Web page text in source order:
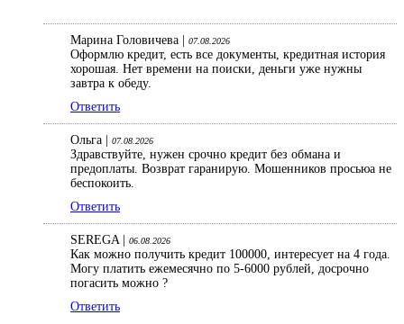
Марина Головичева | 07.08.2026
Оформлю кредит, есть все документы, кредитная история
хорошая. Нет времени на поиски, деньги уже нужны
завтра к обеду.
Ответить
Ольга | 07.08.2026
Здравствуйте, нужен срочно кредит без обмана и
предоплаты. Возврат гаранирую. Мошенников просьюа не
беспокоить.
Ответить
SEREGA | 06.08.2026
Как можно получить кредит 100000, интересует на 4 года.
Могу платить ежемесячно по 5-6000 рублей, досрочно
погасить можно ?
Ответить